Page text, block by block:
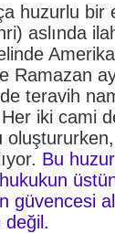
huzurlu bir
aslında
Ramazan
teravih
iki cami
Bu
güvencesi
değil.